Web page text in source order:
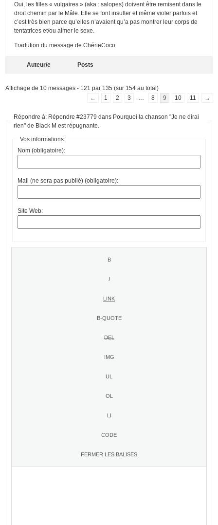
Oui, les filles « vulgaires » (aka : salopes) doivent être remisent dans le
droit chemin par le Mâle. Elle se font insulter et même violer parfois et
c’est très bien parce qu’elles n’avaient qu’a pas montrer leur corps de
tentatrices et/ou aimer le sexe.
Tradution du message de ChérieCoco
Auteur/e Posts
Affichage de 10 messages - 121 par 135 (sur 154 au total)
←
1 2 3 8 9 10 11 →
Répondre à: Répondre #23779 dans Pourquoi la chanson "Je ne dirai
rien" de Black M est répugnante.
Vos informations:
Nom (obligatoire):
Mail (ne sera pas publié) (obligatoire):
Site Web: